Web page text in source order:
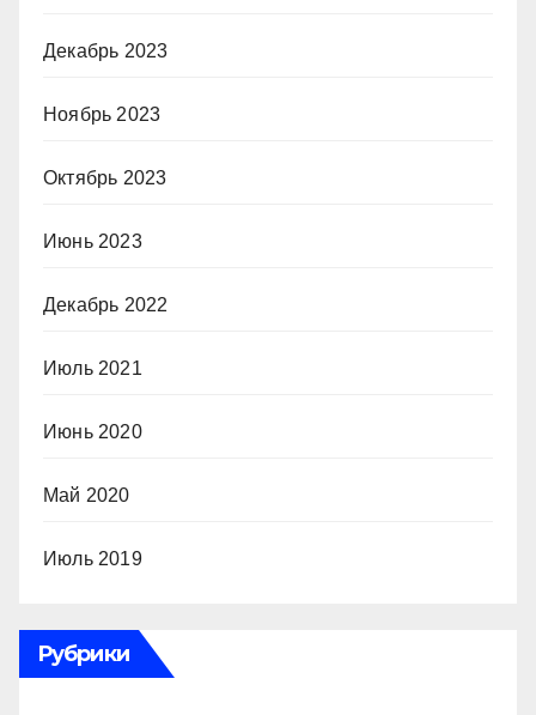
Декабрь 2023
Ноябрь 2023
Октябрь 2023
Июнь 2023
Декабрь 2022
Июль 2021
Июнь 2020
Май 2020
Июль 2019
Рубрики